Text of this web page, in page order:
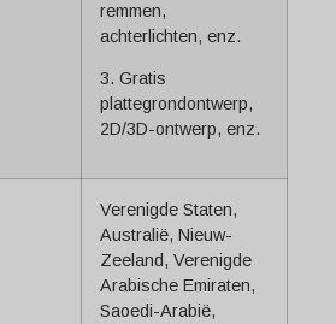
remmen,
achterlichten, enz.
3. Gratis
plattegrondontwerp,
2D/3D-ontwerp, enz.
Verenigde Staten,
Australië, Nieuw-
Zeeland, Verenigde
Arabische Emiraten,
Saoedi-Arabië,
Svenska